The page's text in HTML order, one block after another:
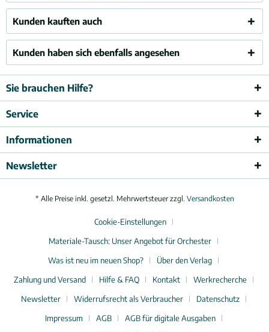
Kunden kauften auch
Kunden haben sich ebenfalls angesehen
Sie brauchen Hilfe?
Service
Informationen
Newsletter
* Alle Preise inkl. gesetzl. Mehrwertsteuer zzgl. Versandkosten
Cookie-Einstellungen
Materiale-Tausch: Unser Angebot für Orchester
Was ist neu im neuen Shop?
Über den Verlag
Zahlung und Versand
Hilfe & FAQ Kontakt
Werkrecherche
Newsletter
Widerrufsrecht als Verbraucher
Datenschutz
Impressum
AGB
AGB für digitale Ausgaben